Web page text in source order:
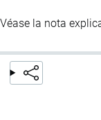
Véase la nota